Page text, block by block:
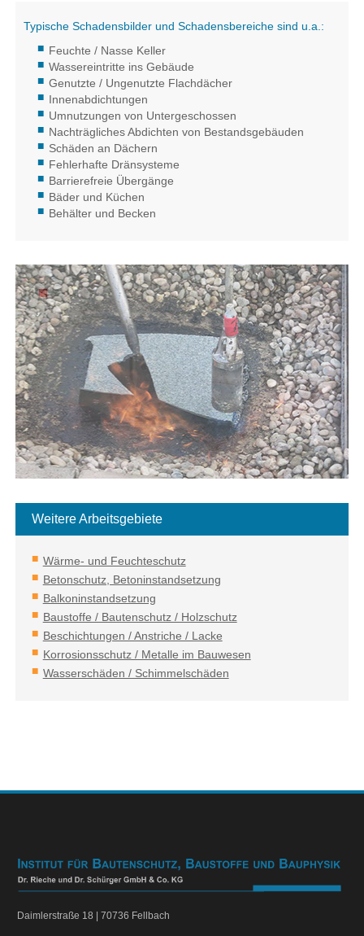
Typische Schadensbilder und Schadensbereiche sind u.a.:
Feuchte / Nasse Keller
Wassereintritte ins Gebäude
Genutzte / Ungenutzte Flachdächer
Innenabdichtungen
Umnutzungen von Untergeschossen
Nachträgliches Abdichten von Bestandsgebäuden
Schäden an Dächern
Fehlerhafte Dränsysteme
Barrierefreie Übergänge
Bäder und Küchen
Behälter und Becken
Weitere Arbeitsgebiete
Wärme- und Feuchteschutz
Betonschutz, Betoninstandsetzung
Balkoninstandsetzung
Baustoffe / Bautenschutz / Holzschutz
Beschichtungen / Anstriche / Lacke
Korrosionsschutz / Metalle im Bauwesen
Wasserschäden / Schimmelschäden
Daimlerstraße 18 | 70736 Fellbach